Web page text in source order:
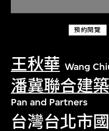
預約閱覽
王秋華 Wang
潘冀聯合建
Pan and Partners
台灣台北市
關於M+藏品
探索世界頂級的二
文化藏品。